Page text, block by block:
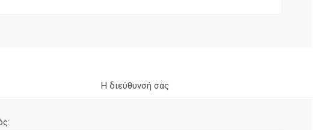
Η διεύθυνσή σας